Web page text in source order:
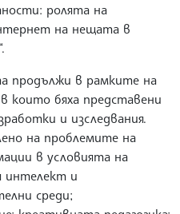
ролята на
на нещата в
продължи в рамките на
които бяха представени
и изследвания.
на проблемите на
в условията на
интелект и
среди;